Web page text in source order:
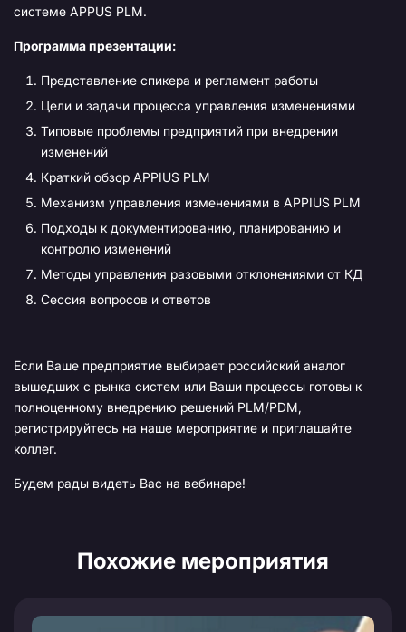
системе APPUS PLM.
Программа презентации:
Представление спикера и регламент работы
Цели и задачи процесса управления изменениями
Типовые проблемы предприятий при внедрении
изменений
Краткий обзор APPIUS PLM
Механизм управления изменениями в APPIUS PLM
Подходы к документированию, планированию и
контролю изменений
Методы управления разовыми отклонениями от КД
Сессия вопросов и ответов
Если Ваше предприятие выбирает российский аналог
вышедших с рынка систем или Ваши процессы готовы к
полноценному внедрению решений PLM/PDM,
регистрируйтесь на наше мероприятие и приглашайте
коллег.
Будем рады видеть Вас на вебинаре!
Похожие мероприятия